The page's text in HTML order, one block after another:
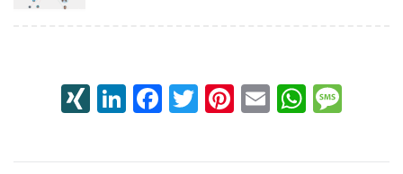
XINGLinkedIn
Facebook
Twitter
Pinterest
Email